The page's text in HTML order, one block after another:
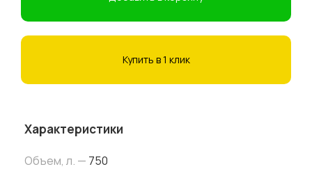
Купить в 1 клик
Характеристики
Объем, л. — 750